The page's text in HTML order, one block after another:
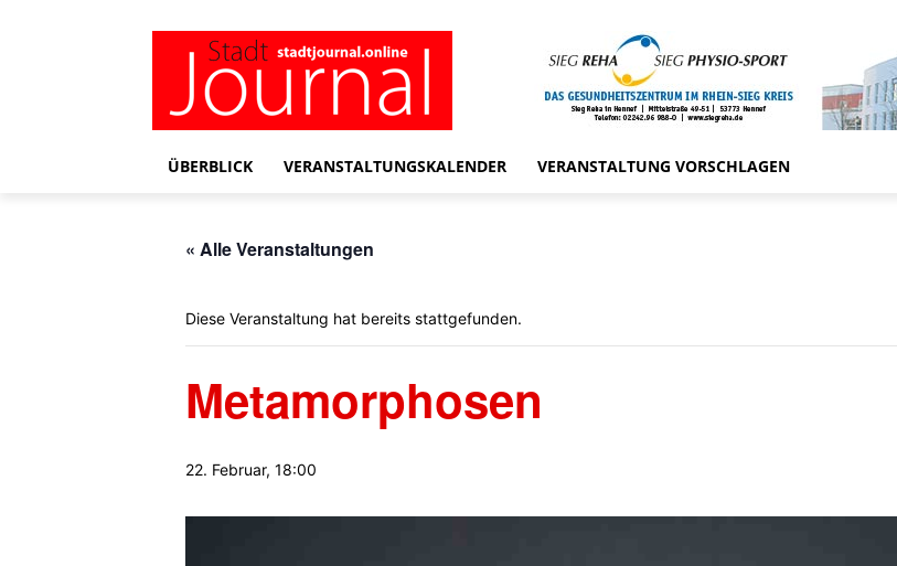
ÜBERBLICK VERANSTALTUNGSKALENDER VERANSTALTUNG VORSCHLAGEN
« Alle Veranstaltungen
Diese Veranstaltung hat bereits stattgefunden.
Metamorphosen
22. Februar, 18:00